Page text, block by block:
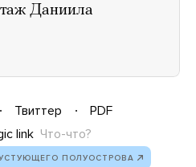
Даниила
Твиттер
PDF
link Что-что?
ПОЛУОСТРОВА